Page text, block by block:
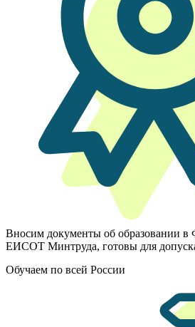
Вносим документы об образовании
ЕИСОТ Минтруда, готовы для
Обучаем по всей России